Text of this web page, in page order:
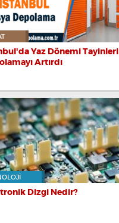
Yaz Dönemi Tayinleri
Artırdı
Dizgi Nedir?